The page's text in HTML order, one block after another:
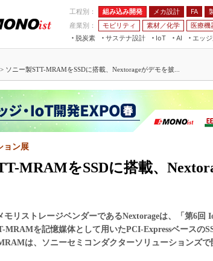
工程別： 組み込み開発 メカ設計 FA
産業別：
モビリティ 素材／化学 医療機
脱炭素
サステナ設計
IoT
つながる工場
つながるサービス
AI
AI×設備保全
Physical AI
エッ
JIMTOF
組込み/エッジ コンピュ
展＆IoT/5Gソリューショ
IIFES
TECHNO-FRONTIER
EdgeTech+
日本ものづくりワールド
つながるクルマ
5G
VR／AR
フィールドサ
組み込み画像技
車載ソフト開
ISO26262
製造
FA
モビ
> ソニー製STT-MRAMをSSDに搭載、Nextorageがデモを披...
MRAMをSSDに搭載、
ョン展
モリストレージベンダーであるNextorageは、「第6回
MRAMを記憶媒体として用いたPCI-Expressベースの
は、ソニーセミコンダクターソリューションズ